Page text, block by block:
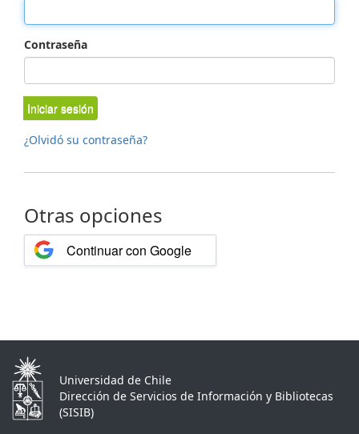
Contraseña
Iniciar sesión
¿Olvidó su contraseña?
Otras opciones
Continuar con Google
Universidad de Chile
Dirección de Servicios de Información y Bibliotecas
(SISIB)